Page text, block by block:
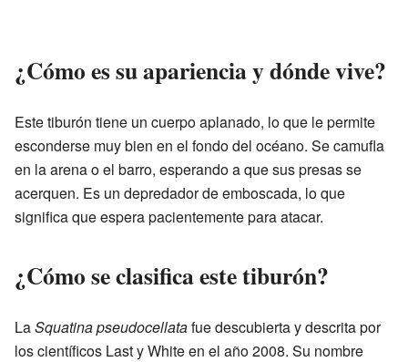
¿Cómo es su apariencia y dónde vive?
Este tiburón tiene un cuerpo aplanado, lo que le permite
esconderse muy bien en el fondo del océano. Se camufla
en la arena o el barro, esperando a que sus presas se
acerquen. Es un depredador de emboscada, lo que
significa que espera pacientemente para atacar.
¿Cómo se clasifica este tiburón?
LaSquatina pseudocellatafue descubierta y descrita por
los científicos Last y White en el año 2008. Su nombre